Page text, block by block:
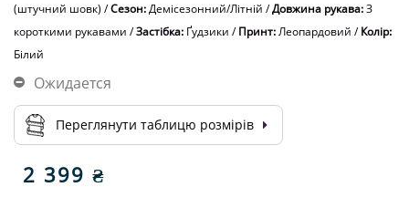
(штучний шовк) /Сезон:Демісезонний/Літній /Довжина рукава:З
короткими рукавами /Застібка: Ґудзики /Принт:Леопардовий /Колір:
Білий
Ожидается
Переглянути таблицю розмірів
2 399 ₴